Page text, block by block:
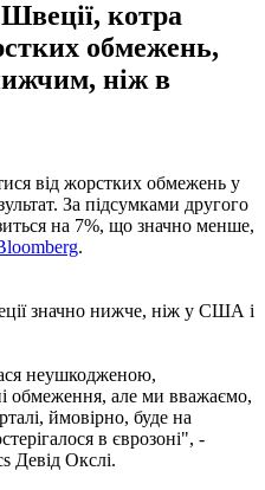
котра
обмежень,
ніж в
від жорстких обмежень у
За підсумками другого
на 7%, що значно менше,
.
значно нижче, ніж у США і
неушкодженою,
обмеження, але ми вважаємо,
ймовірно, буде на
в єврозоні", -
Девід Окслі.